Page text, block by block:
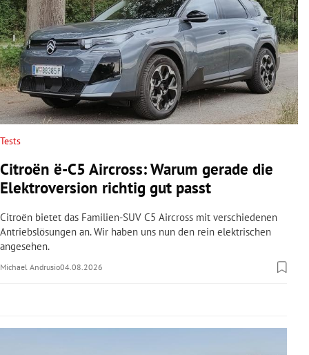
Untermenü
Untermenü
Untermenü
Untermenü
Untermenü
Untermenü
Tests
Citroën ë-C5 Aircross: Warum gerade die
Elektroversion richtig gut passt
Citroën bietet das Familien-SUV C5 Aircross mit verschiedenen
Antriebslösungen an. Wir haben uns nun den rein elektrischen
angesehen.
Michael Andrusio04.08.2026